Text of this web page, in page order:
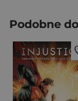
Podobne